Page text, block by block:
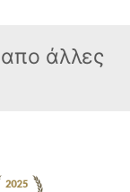
απο άλλες